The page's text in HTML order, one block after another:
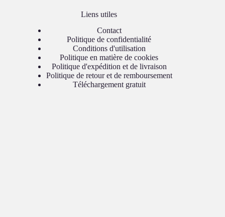
Liens utiles
Contact
Politique de confidentialité
Conditions d'utilisation
Politique en matière de cookies
Politique d'expédition et de livraison
Politique de retour et de remboursement
Téléchargement gratuit